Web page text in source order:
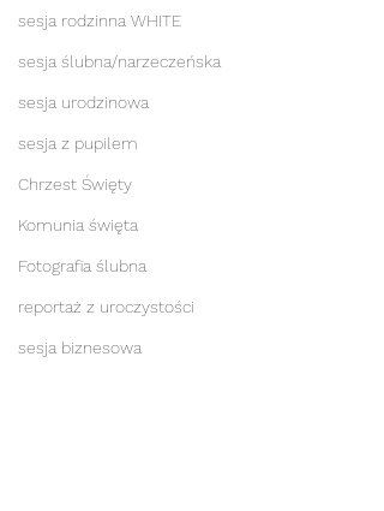
sesja rodzinna WHITE
sesja ślubna/narzeczeńska
sesja urodzinowa
sesja z pupilem
Chrzest Święty
Komunia święta
Fotografia ślubna
reportaż z uroczystości
sesja biznesowa